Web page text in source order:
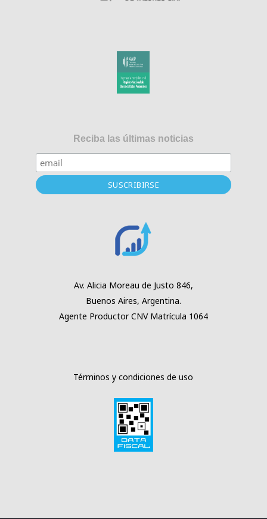
Reciba las últimas noticias
Av. Alicia Moreau de Justo 846,
Buenos Aires, Argentina.
Agente ProductorCNV Matrícula 1064
Términos y condiciones de uso